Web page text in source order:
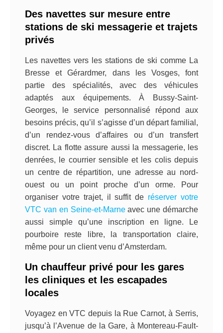
Des navettes sur mesure entre
stations de ski messagerie et trajets
privés
Les navettes vers les stations de ski comme La
Bresse et Gérardmer, dans les Vosges, font
partie des spécialités, avec des véhicules
adaptés aux équipements. À Bussy-Saint-
Georges, le service personnalisé répond aux
besoins précis, qu’il s’agisse d’un départ familial,
d’un rendez-vous d’affaires ou d’un transfert
discret. La flotte assure aussi la messagerie, les
denrées, le courrier sensible et les colis depuis
un centre de répartition, une adresse au nord-
ouest ou un point proche d’un orme. Pour
organiser votre trajet, il suffit de réserver votre
VTC van en Seine-et-Marneavec une démarche
aussi simple qu’une inscription en ligne. Le
pourboire reste libre, la transportation claire,
même pour un client venu d’Amsterdam.
Un chauffeur privé pour les gares
les cliniques et les escapades
locales
Voyagez en VTC depuis la Rue Carnot, à Serris,
jusqu’à l’Avenue de la Gare, à Montereau-Fault-